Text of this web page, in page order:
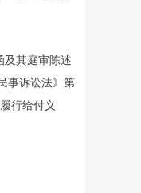
其庭审陈述
事诉讼法》第
行给付义